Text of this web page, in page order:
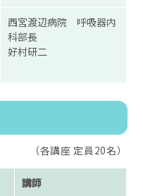
西宮渡辺病院 呼吸器内
科部長
好村研二
（各講座 定員20名）
講師